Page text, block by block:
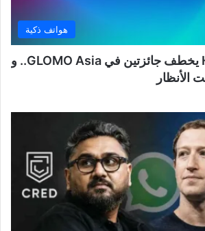
هواتف ذكية
Honor Magic V6 يخطف جائزتين في GLOMO Asia.. و